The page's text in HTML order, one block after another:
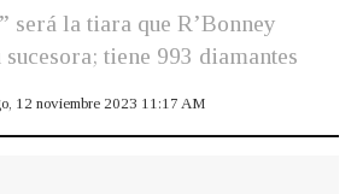
será la tiara que R’Bonney
tiene 993 diamantes
12 noviembre 2023 11:17 AM